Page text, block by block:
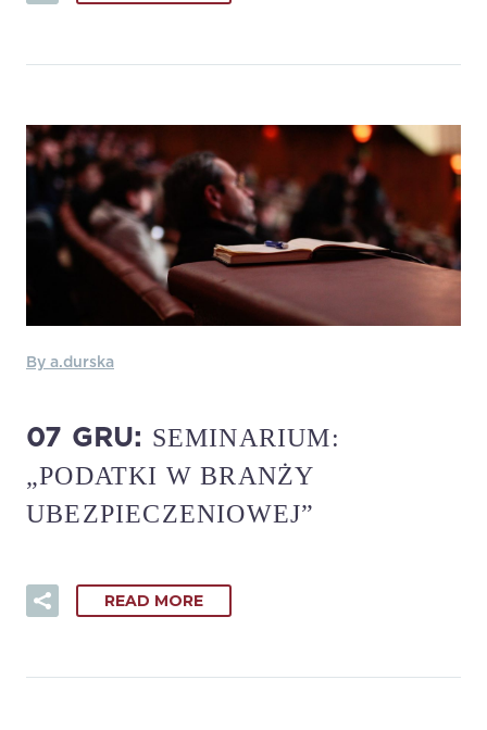
By a.durska
07 GRU: SEMINARIUM:
„PODATKI W BRANŻY
UBEZPIECZENIOWEJ”
READ MORE